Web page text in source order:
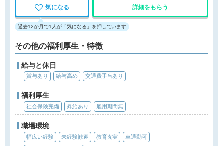
気になる 詳細をもらう
過去12か月で1人が「気になる」を押しています
その他の福利厚生・特徴
給与と休日
賞与あり 給与高め 交通費手当あり
福利厚生
社会保険完備 昇給あり 雇用期間無
職場環境
幅広い経験 未経験歓迎 教育充実 車通勤可